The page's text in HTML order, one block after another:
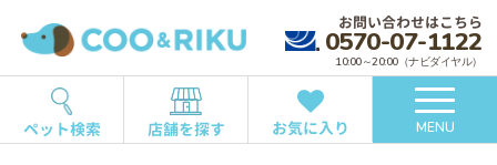
お問い合わせはこちら
0570-07-1122
10:00～20:00（ナビダイヤル）
ペット検索 店舗を探す お気に入り MENU